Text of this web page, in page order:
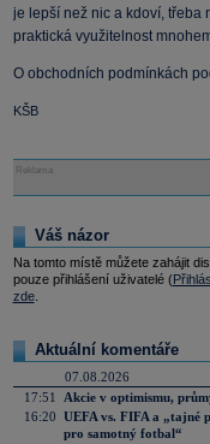
je lepší než nic a kdoví, třeba
praktická využitelnost
O obchodních podmínkách
KŠB
Reklama
Váš názor
Na tomto místě můžete zahájit
pouze přihlášení uživatelé (
zde.
Aktuální komentáře
07.08.2026
17:51
Akcie v optimismu,
16:20 UEFA vs. FIFA a „tajné
pro samotný fotbal“